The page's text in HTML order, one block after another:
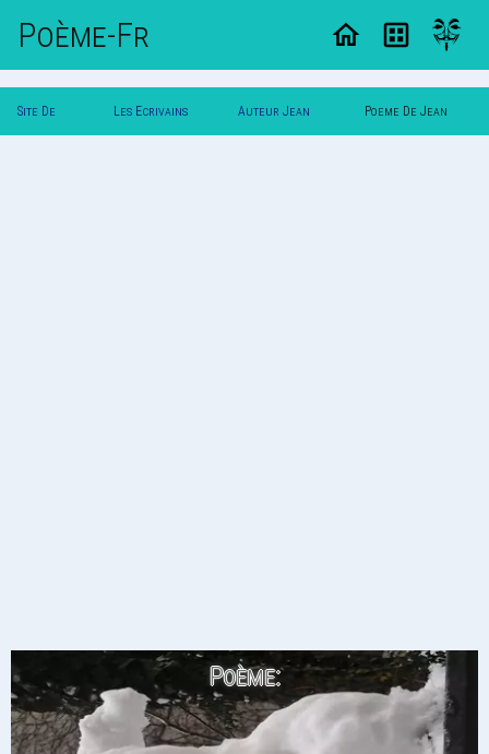
Poème-Fr
Site De Les Ecrivains Auteur Jean Poeme De Jean
Poème: